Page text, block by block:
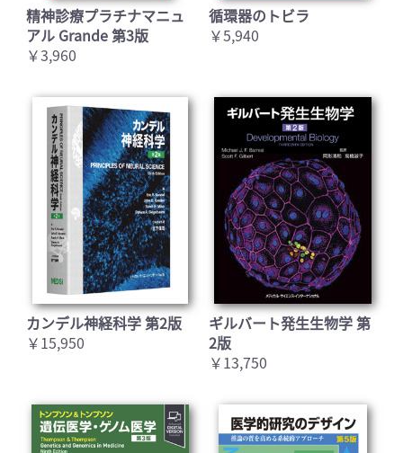
精神診療プラチナマニュ
アル Grande 第3版
￥3,960
循環器のトビラ
￥5,940
カンデル神経科学 第2版
￥15,950
ギルバート発生生物学 第
2版
￥13,750